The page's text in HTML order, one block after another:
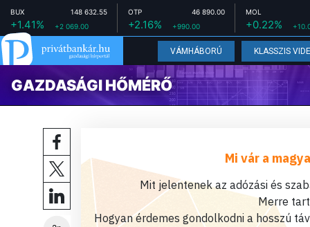
BUX 148 632.55
+1.41% +2 069.00
OTP 46 890.00
+2.16% +990.00
MOL
+0.22%
VÁMHÁBORÚ KLASSZIS
GAZDASÁGI HŐMÉRŐ
Mi vár a
Mit jelentenek az adózási és
Merre
Hogyan érdemes gondolkodni a hosszú